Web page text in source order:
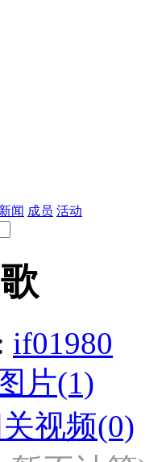
新闻 成员 活动
if01980
片(1)
视频(0)